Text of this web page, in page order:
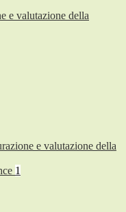
e valutazione della
e valutazione della
1